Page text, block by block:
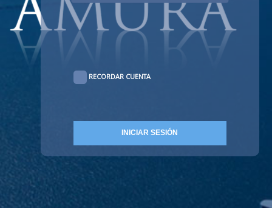
RECORDAR CUENTA